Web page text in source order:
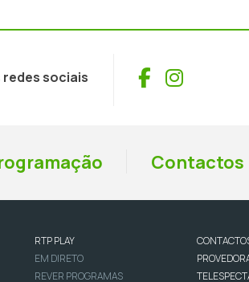
sociais Facebook
Contactos
RTP PLAY
EM DIRETO
REVER PROGRAMAS